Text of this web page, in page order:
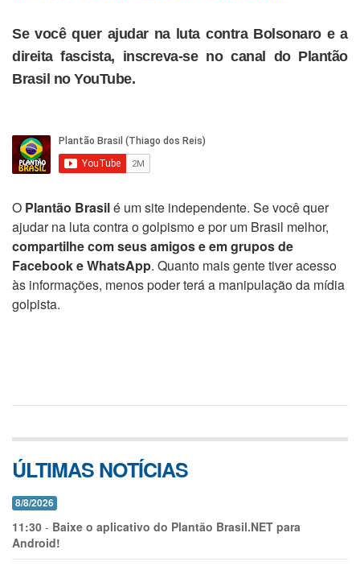
Se você quer ajudar na luta contra Bolsonaro e a
direita fascista, inscreva-se no canal do Plantão
Brasil no YouTube.
O Plantão Brasilé um site independente. Se você quer
ajudar na luta contra o golpismo e por um Brasil melhor,
compartilhe com seus amigos e em grupos de
Facebook e WhatsApp. Quanto mais gente tiver acesso
às informações, menos poder terá a manipulação da mídia
golpista.
ÚLTIMAS NOTÍCIAS
8/8/2026
11:30 - Baixe o aplicativo do Plantão Brasil.NET para
Android!